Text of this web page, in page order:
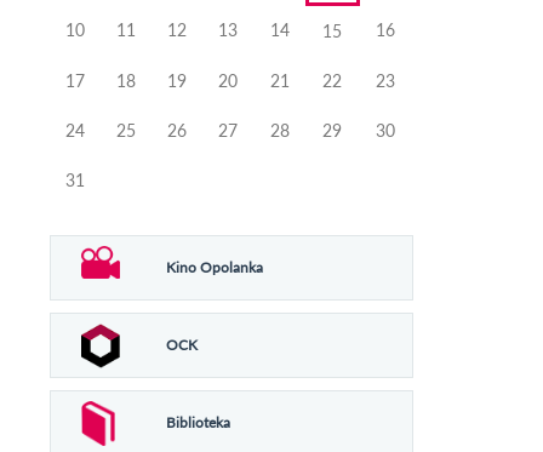
10 11 12 13 14 15 16
17 18 19 20 21 22 23
24 25 26 27 28 29 30
31
Kino Opolanka
OCK
Biblioteka